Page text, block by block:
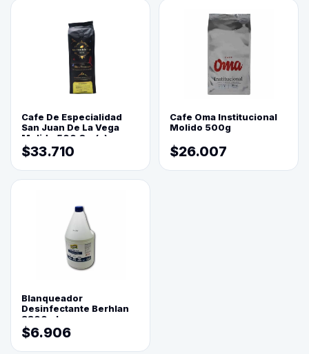
Cafe De Especialidad
San Juan De La Vega
Molido 500 Grs(=)
$33.710
Cafe Oma Institucional
Molido 500g
$26.007
Blanqueador
Desinfectante Berhlan
3800ml
$6.906